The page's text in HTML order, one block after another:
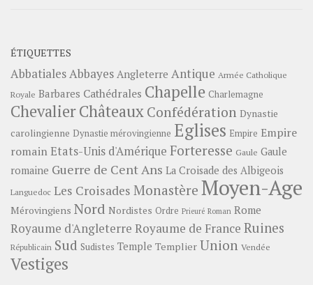
ÉTIQUETTES
Abbatiales Abbayes Angleterre Antique Armée Catholique
Royale Barbares Cathédrales Chapelle Charlemagne
ChevalierChâteauxConfédération Dynastie
carolingienne Dynastie mérovingienne Eglises Empire Empire
romainEtats-Unis d'Amérique Forteresse Gaule Gaule
romaine Guerre de Cent Ans La Croisade des Albigeois
Languedoc Les Croisades Monastère Moyen-Age
Mérovingiens Nord Nordistes Ordre Prieuré Roman Rome
Royaume d'Angleterre Royaume de France Ruines
Républicain Sud Sudistes Temple Templier Union Vendée
Vestiges